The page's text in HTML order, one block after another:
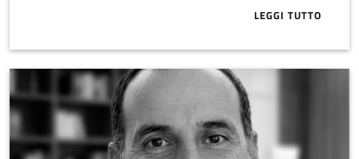
LEGGI TUTTO
ABOUT